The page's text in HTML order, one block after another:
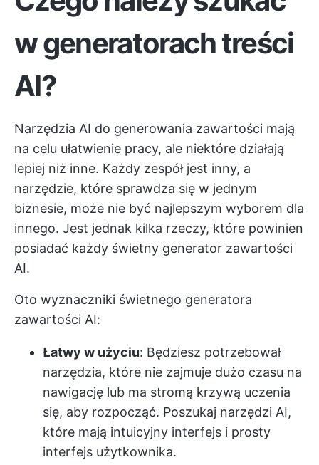
w generatorach treści
AI?
Narzędzia AI do generowania zawartości mają
na celu ułatwienie pracy, ale niektóre działają
lepiej niż inne. Każdy zespół jest inny, a
narzędzie, które sprawdza się w jednym
biznesie, może nie być najlepszym wyborem dla
innego. Jest jednak kilka rzeczy, które powinien
posiadać każdy świetny generator zawartości
AI.
Oto wyznaczniki świetnego generatora
zawartości AI:
Łatwy w użyciu: Będziesz potrzebował
narzędzia, które nie zajmuje dużo czasu na
nawigację lub ma stromą krzywą uczenia
się, aby rozpocząć. Poszukaj narzędzi AI,
które mają intuicyjny interfejs i prosty
interfejs użytkownika.